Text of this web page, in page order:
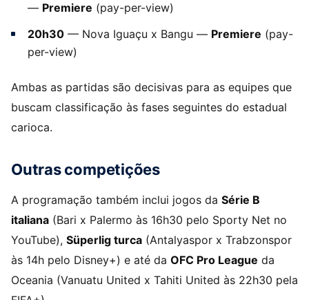
— Premiere (pay-per-view)
20h30 — Nova Iguaçu x Bangu — Premiere (pay-
per-view)
Ambas as partidas são decisivas para as equipes que
buscam classificação às fases seguintes do estadual
carioca.
Outras competições
A programação também inclui jogos da Série B
italiana (Bari x Palermo às 16h30 pelo Sporty Net no
YouTube), Süperlig turca (Antalyaspor x Trabzonspor
às 14h pelo Disney+) e até da OFC Pro League da
Oceania (Vanuatu United x Tahiti United às 22h30 pela